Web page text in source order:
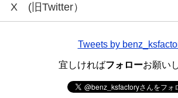
X (旧Twitter）
Tweets by
宜しければフォローお願い